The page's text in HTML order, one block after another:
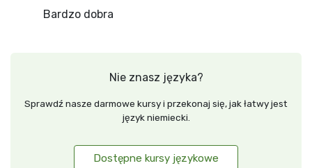
Bardzo dobra
Nie znasz języka?
Sprawdź nasze darmowe kursy i przekonaj się, jak łatwy jest
język niemiecki.
Dostępne kursy językowe